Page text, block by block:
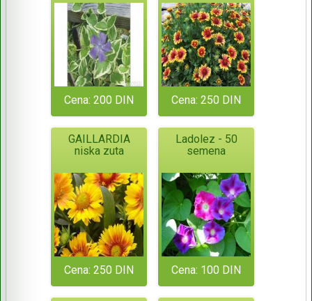
Cena: 200 DIN Cena: 250 DIN
GAILLARDIA
niska zuta
Cena: 250 DIN
Ladolez - 50
semena
Cena: 100 DIN